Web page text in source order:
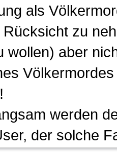
als
zu
wollen) aber
werden
der solche